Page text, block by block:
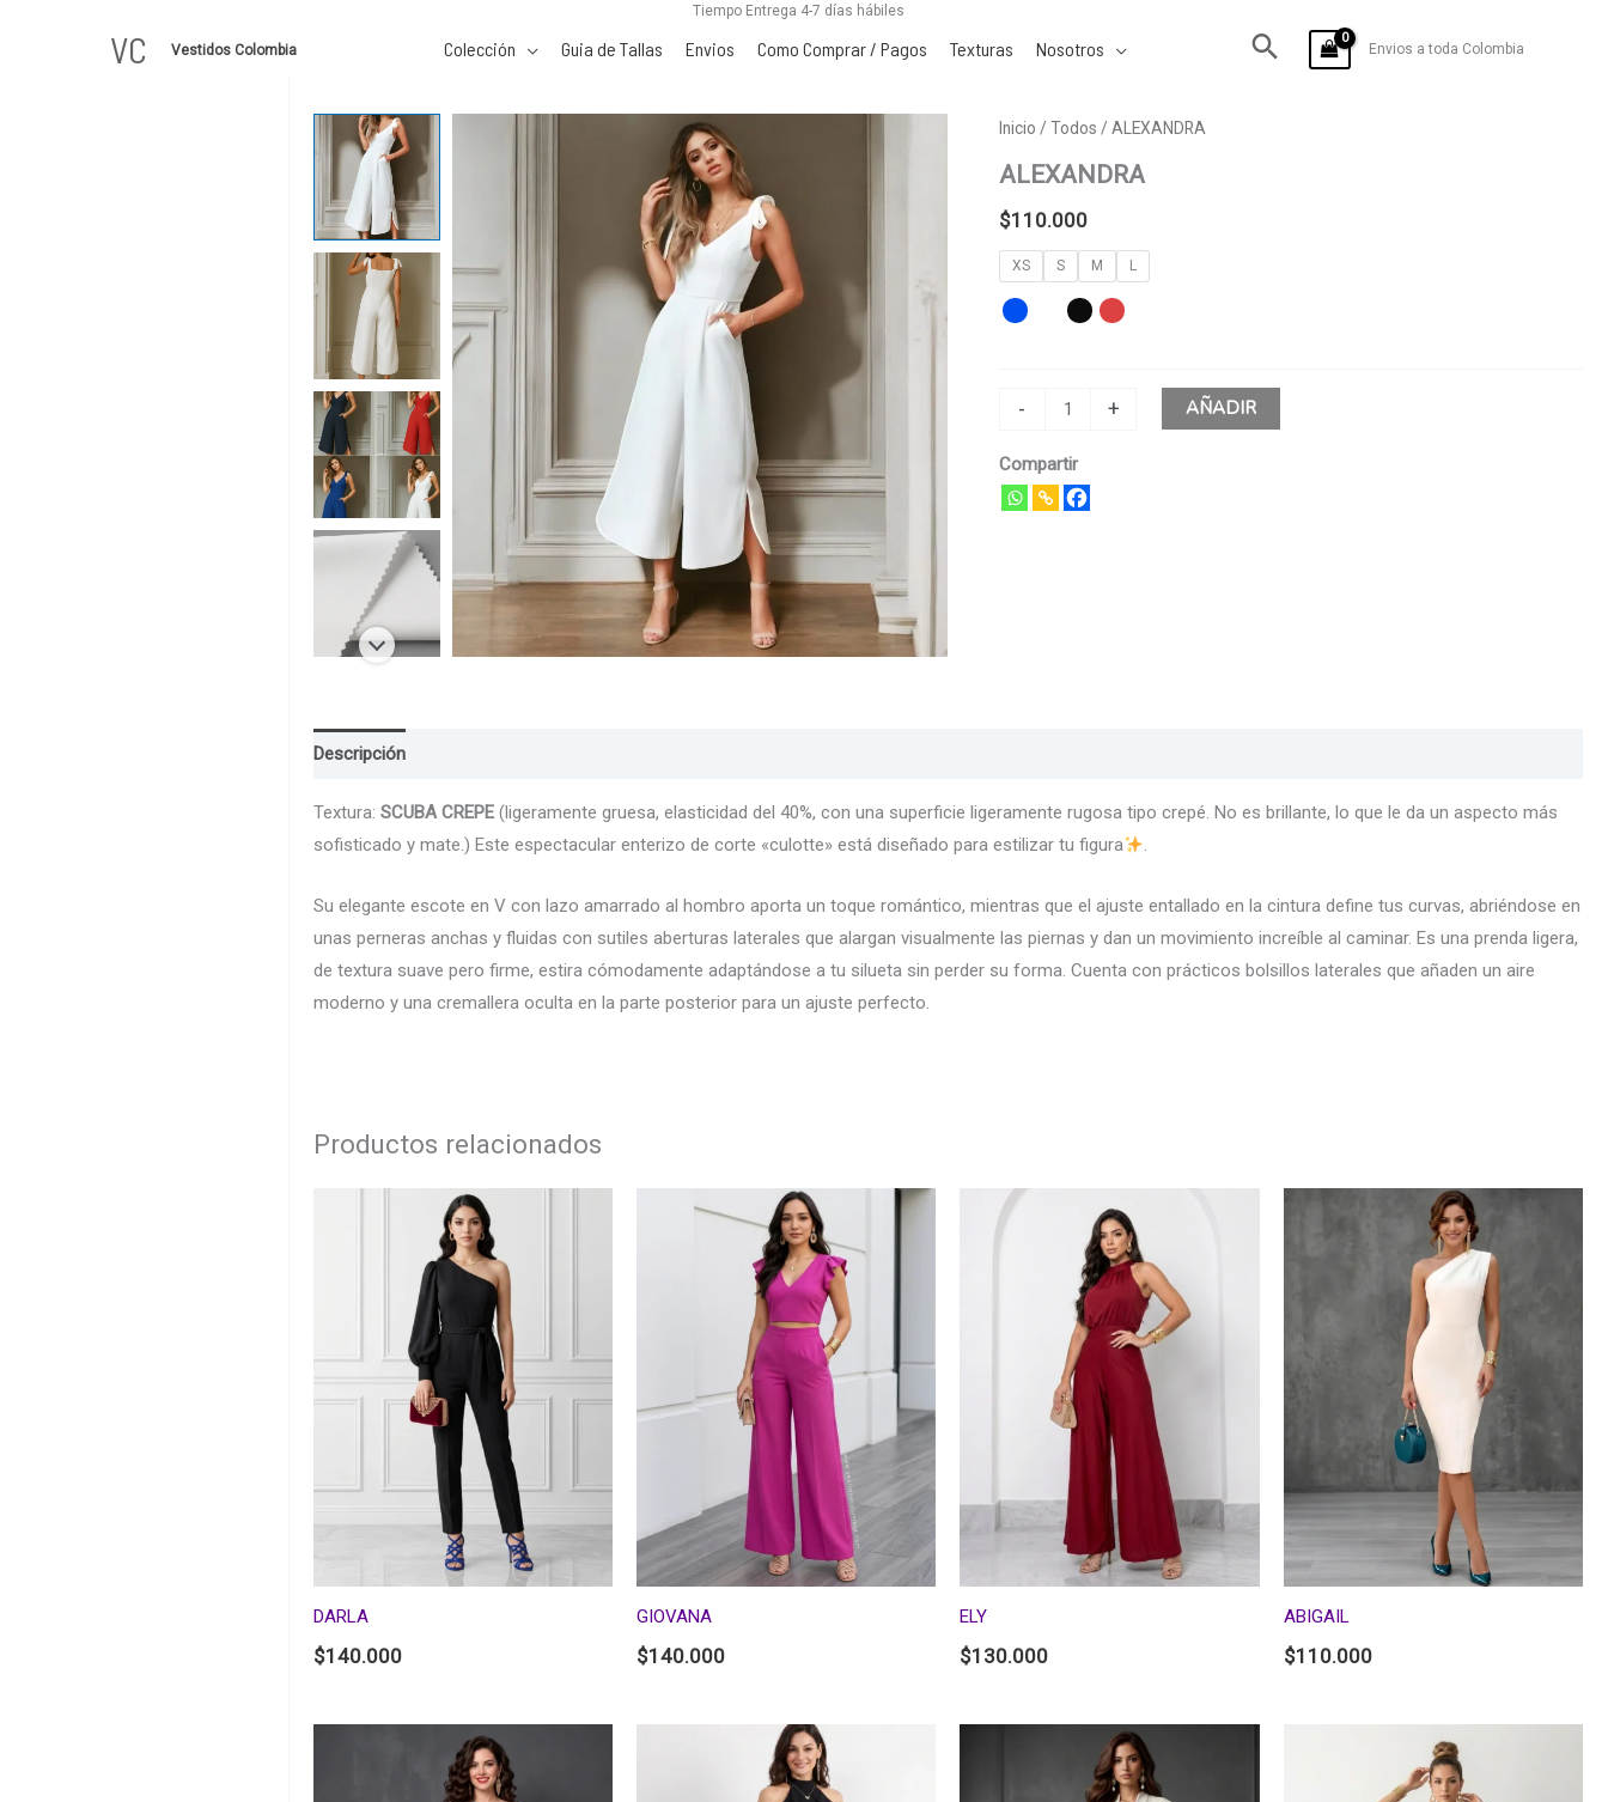
Tiempo Entrega 4-7 días hábiles
VC Vestidos Colombia Colección Guia de Tallas Envios Como Comprar / Pagos Texturas Nosotros Envios a toda Colombia
Inicio / Todos / ALEXANDRA
ALEXANDRA
$110.000
XS S M L
-
ALEXANDRA
cantidad
+ AÑADIR
Compartir
Descripción
Textura: SCUBA CREPE(ligeramente gruesa, elasticidad del 40%, con una superficie ligeramente rugosa tipo crepé. No es brillante, lo que le da un aspecto más
sofisticado y mate.) Este espectacular enterizo de corte «culotte» está diseñado para estilizar tu figura
.
Su elegante escote en V con lazo amarrado al hombro aporta un toque romántico, mientras que el ajuste entallado en la cintura define tus curvas, abriéndose en
unas perneras anchas y fluidas con sutiles aberturas laterales que alargan visualmente las piernas y dan un movimiento increíble al caminar. Es una prenda ligera,
de textura suave pero firme, estira cómodamente adaptándose a tu silueta sin perder su forma. Cuenta con prácticos bolsillos laterales que añaden un aire
moderno y una cremallera oculta en la parte posterior para un ajuste perfecto.
Productos relacionados
DARLA
$140.000
GIOVANA
$140.000
ELY
$130.000
ABIGAIL
$110.000